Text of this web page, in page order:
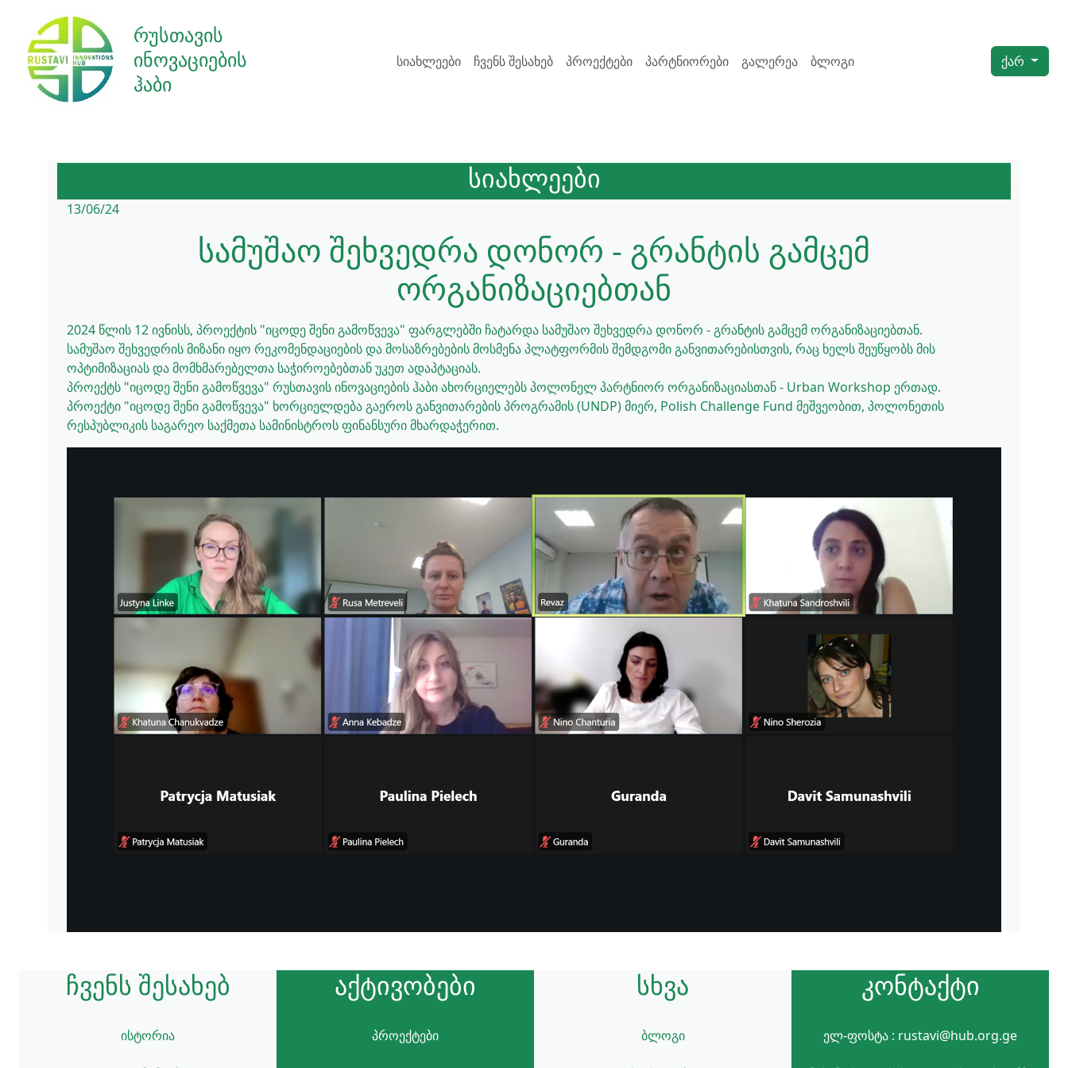
რუსთავის
ინოვაციების
ჰაბი
სიახლეები ჩვენს შესახებ პროექტები პარტნიორები გალერეა ბლოგი ქარ
სიახლეები
13/06/24
სამუშაო შეხვედრა დონორ - გრანტის გამცემ
ორგანიზაციებთან
2024 წლის 12 ივნისს, პროექტის "იცოდე შენი გამოწვევა" ფარგლებში ჩატარდა სამუშაო შეხვედრა დონორ - გრანტის გამცემ ორგანიზაციებთან.
სამუშაო შეხვედრის მიზანი იყო რეკომენდაციების და მოსაზრებების მოსმენა პლატფორმის შემდგომი განვითარებისთვის, რაც ხელს შეუწყობს მის
ოპტიმიზაციას და მომხმარებელთა საჭიროებებთან უკეთ ადაპტაციას.
პროექტს "იცოდე შენი გამოწვევა" რუსთავის ინოვაციების ჰაბი ახორციელებს პოლონელ პარტნიორ ორგანიზაციასთან - Urban Workshop ერთად.
პროექტი "იცოდე შენი გამოწვევა" ხორციელდება გაეროს განვითარების პროგრამის (UNDP) მიერ, Polish Challenge Fund მეშვეობით, პოლონეთის
რესპუბლიკის საგარეო საქმეთა სამინისტროს ფინანსური მხარდაჭერით.
ჩვენს შესახებ
ისტორია
აქტივობები
პროექტები
სხვა
ბლოგი
კონტაქტი
ელ-ფოსტა : rustavi@hub.org.ge